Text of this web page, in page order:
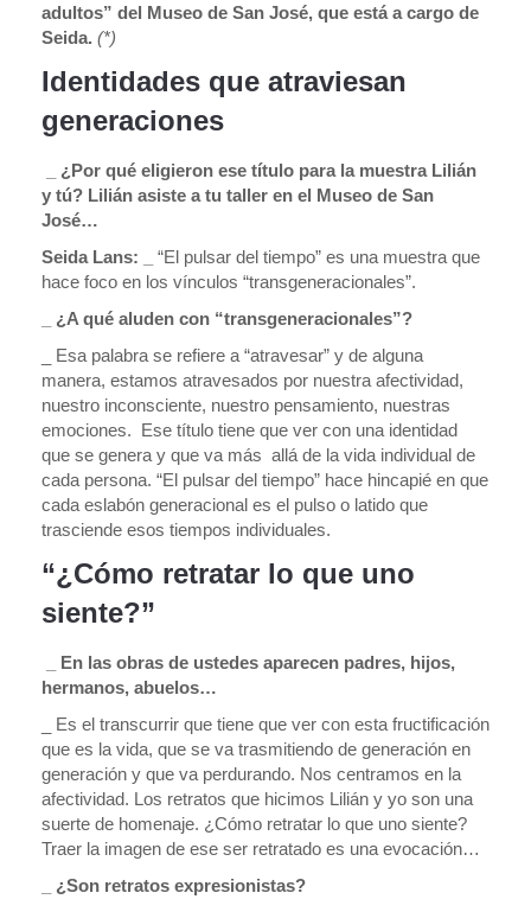
adultos” del Museo de San José, que está a cargo de
Seida. (*)
Identidades que atraviesan
generaciones
_ ¿Por qué eligieron ese título para la muestra Lilián
y tú? Lilián asiste a tu taller en el Museo de San
José…
Seida Lans: _
“El pulsar del tiempo” es una muestra que
hace foco en los vínculos “transgeneracionales”.
_ ¿A qué aluden con “transgeneracionales”?
_ Esa palabra se refiere a “atravesar” y de alguna
manera, estamos atravesados por nuestra afectividad,
nuestro inconsciente, nuestro pensamiento, nuestras
emociones. Ese título tiene que ver con una identidad
que se genera y que va más allá de la vida individual de
cada persona. “El pulsar del tiempo” hace hincapié en que
cada eslabón generacional es el pulso o latido que
trasciende esos tiempos individuales.
“¿Cómo retratar lo que uno
siente?”
_ En las obras de ustedes aparecen padres, hijos,
hermanos, abuelos…
_ Es el transcurrir que tiene que ver con esta fructificación
que es la vida, que se va trasmitiendo de generación en
generación y que va perdurando. Nos centramos en la
afectividad. Los retratos que hicimos Lilián y yo son una
suerte de homenaje. ¿Cómo retratar lo que uno siente?
Traer la imagen de ese ser retratado es una evocación…
_ ¿Son retratos expresionistas?